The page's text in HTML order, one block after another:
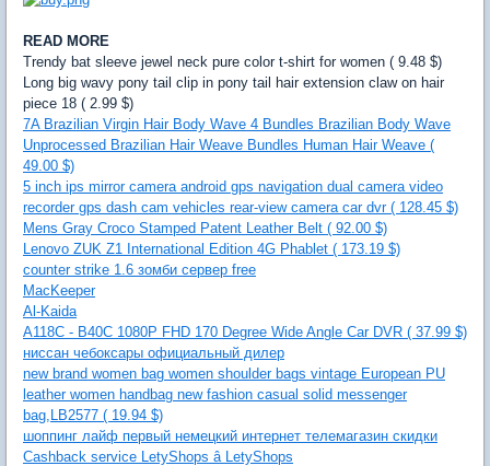
READ MORE
Trendy bat sleeve jewel neck pure color t-shirt for women ( 9.48 $)
Long big wavy pony tail clip in pony tail hair extension claw on hair
piece 18 ( 2.99 $)
7A Brazilian Virgin Hair Body Wave 4 Bundles Brazilian Body Wave
Unprocessed Brazilian Hair Weave Bundles Human Hair Weave (
49.00 $)
5 inch ips mirror camera android gps navigation dual camera video
recorder gps dash cam vehicles rear-view camera car dvr ( 128.45 $)
Mens Gray Croco Stamped Patent Leather Belt ( 92.00 $)
Lenovo ZUK Z1 International Edition 4G Phablet ( 173.19 $)
counter strike 1.6 зомби сервер free
MacKeeper
Al-Kaida
A118C - B40C 1080P FHD 170 Degree Wide Angle Car DVR ( 37.99 $)
ниссан чебоксары официальный дилер
new brand women bag women shoulder bags vintage European PU
leather women handbag new fashion casual solid messenger
bag,LB2577 ( 19.94 $)
шоппинг лайф первый немецкий интернет телемагазин скидки
Cashback service LetyShops â LetyShops